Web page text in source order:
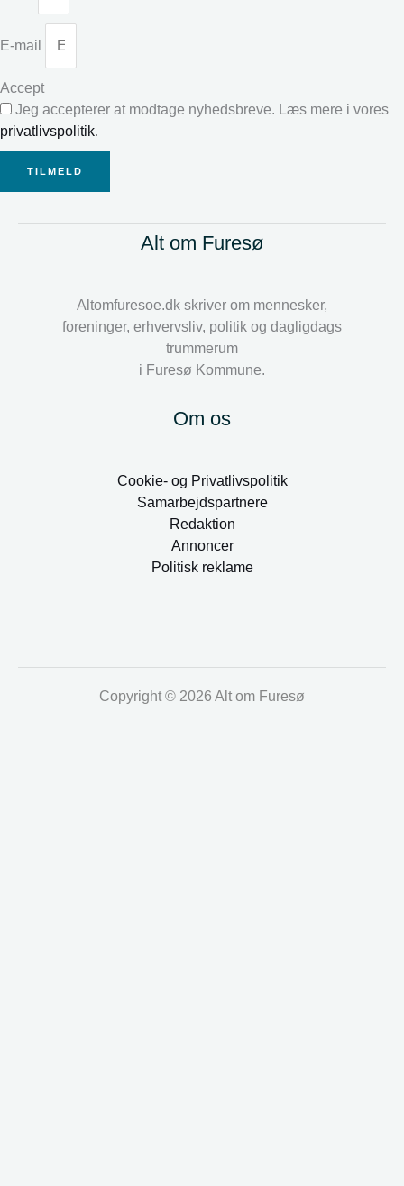
E-mail
Accept
Jeg accepterer at modtage nyhedsbreve. Læs mere i vores
privatlivspolitik.
TILMELD
Alt om Furesø
Altomfuresoe.dk skriver om mennesker,
foreninger, erhvervsliv, politik og dagligdags
trummerum
i Furesø Kommune.
Om os
Cookie- og Privatlivspolitik
Samarbejdspartnere
Redaktion
Annoncer
Politisk reklame
Copyright © 2026 Alt om Furesø